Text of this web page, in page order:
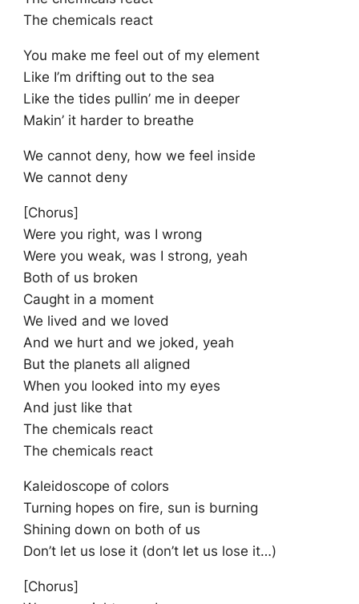
The chemicals react
You make me feel out of my element
Like I’m drifting out to the sea
Like the tides pullin’ me in deeper
Makin’ it harder to breathe
We cannot deny, how we feel inside
We cannot deny
[Chorus]
Were you right, was I wrong
Were you weak, was I strong, yeah
Both of us broken
Caught in a moment
We lived and we loved
And we hurt and we joked, yeah
But the planets all aligned
When you looked into my eyes
And just like that
The chemicals react
The chemicals react
Kaleidoscope of colors
Turning hopes on fire, sun is burning
Shining down on both of us
Don’t let us lose it (don’t let us lose it…)
[Chorus]